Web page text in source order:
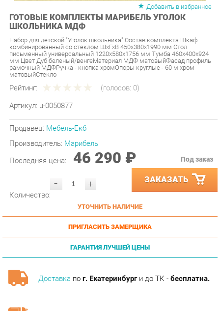
ГОТОВЫЕ КОМПЛЕКТЫ МАРИБЕЛЬ УГОЛОК
ШКОЛЬНИКА МДФ
Набор для детской "Уголок школьника" Состав комплекта Шкаф
комбинированный со стеклом ШхГхВ 450х380х1990 мм Стол
письменный универсальный 1220х580х1756 мм Тумба 460х400х924
мм Цвет Дуб беленый/венгеМатериал МДФ матовыйФасад профиль
рамочный МДФРучка - кнопка хромОпоры круглые - 60 м хром
матовыйСтекло
Рейтинг: (голосов:0)
Артикул: u-0050877
Продавец:
Производитель:Марибель
Последняя цена:
46 290 ₽
- + ЗАКАЗАТЬ
УТОЧНИТЬ НАЛИЧИЕ
ПРИГЛАСИТЬ ЗАМЕРЩИКА
ГАРАНТИЯ ЛУЧШЕЙ ЦЕНЫ
Доставкапог. Екатеринбурги до ТК -бесплатна.